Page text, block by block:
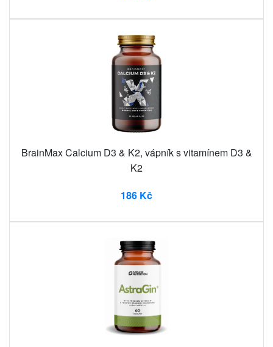
BrainMax Calcium D3 & K2, vápník s vitamínem D3 &
K2
186 Kč